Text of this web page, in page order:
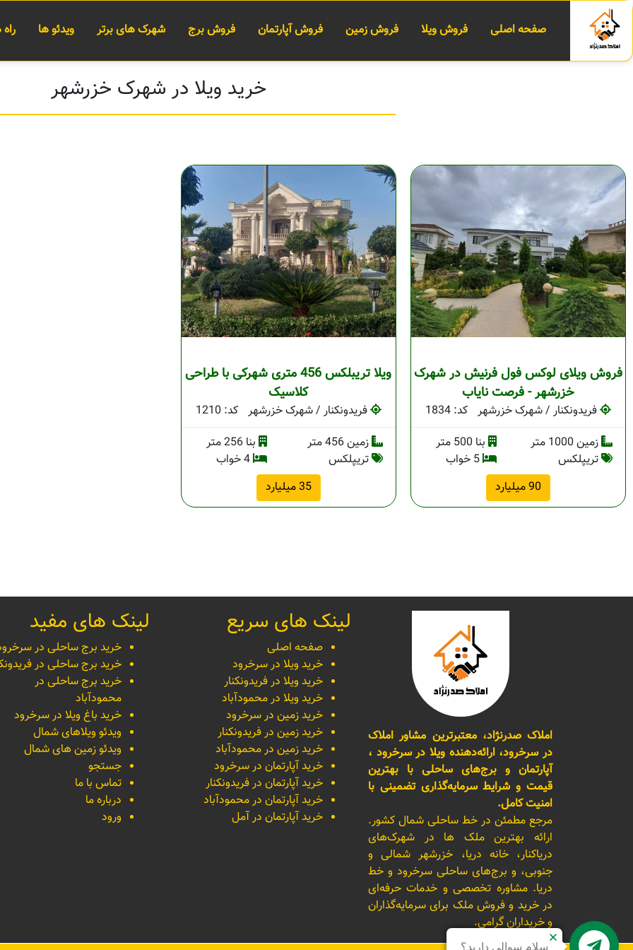
صفحه اصلی فروش ویلا فروش زمین فروش آپارتمان فروش برج شهرک های برتر ویدئو ها
خرید ویلا در شهرک خزرشهر
فروش ویلای لوکس فول فرنیش در شهرک
خزرشهر - فرصت نایاب
فریدونکنار / شهرک خزرشهر کد: 1834
زمین 1000 متر
بنا 500 متر
تریپلکس
5 خواب
90 میلیارد
ویلا تریبلکس 456 متری شهرکی با طراحی
کلاسیک
فریدونکنار / شهرک خزرشهر کد: 1210
زمین 456 متر
بنا 256 متر
تریپلکس
4 خواب
35 میلیارد
املاک صدرنژاد، معتبرترین مشاور املاک
در سرخرود، ارائه‌دهنده ویلا در سرخرود ،
آپارتمان و برج‌های ساحلی با بهترین
قیمت و شرایط سرمایه‌گذاری تضمینی با
امنیت کامل.
مرجع مطمئن در خط ساحلی شمال کشور.
ارائه بهترین ملک ها در شهرک‌های
دریاکنار، خانه دریا، خزرشهر شمالی و
جنوبی، و برج‌های ساحلی سرخرود و خط
دریا. مشاوره تخصصی و خدمات حرفه‌ای
در خرید و فروش ملک برای سرمایه‌گذاران
و خریداران گرامی.
لینک های سریع
صفحه اصلی
خرید ویلا در سرخرود
خرید ویلا در فریدونکنار
خرید ویلا در محمودآباد
خرید زمین در سرخرود
خرید زمین در فریدونکنار
خرید زمین در محمودآباد
خرید آپارتمان در سرخرود
خرید آپارتمان در فریدونکنار
خرید آپارتمان در محمودآباد
خرید آپارتمان در آمل
لینک های مفید
خرید برج ساحلی در
خرید برج ساحلی در
خرید برج ساحلی در
محمودآباد
خرید باغ ویلا در سرخرود
ویدئو ویلاهای شمال
ویدئو زمین های شمال
جستجو
تماس با ما
درباره ما
ورود
سلام سوالی دارید؟